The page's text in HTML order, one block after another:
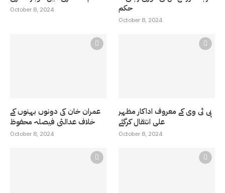
October 8, 2024
حکم
October 8, 2024
عمران خان کی دونوں بہنوں کے
خلاف عدالتی فیصلہ محفوظ
October 8, 2024
پی ٹی وی کے معروف اداکار مظہر
علی انتقال کرگئے
October 8, 2024